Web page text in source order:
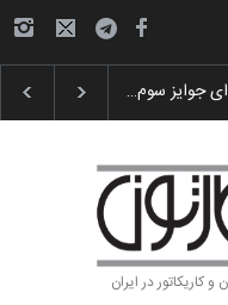
جوایز سوم…
در ایران